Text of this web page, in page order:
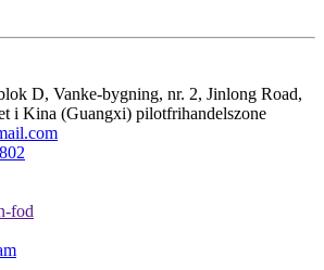
D, Vanke-bygning, nr. 2, Jinlong Road,
i Kina (Guangxi) pilotfrihandelszone